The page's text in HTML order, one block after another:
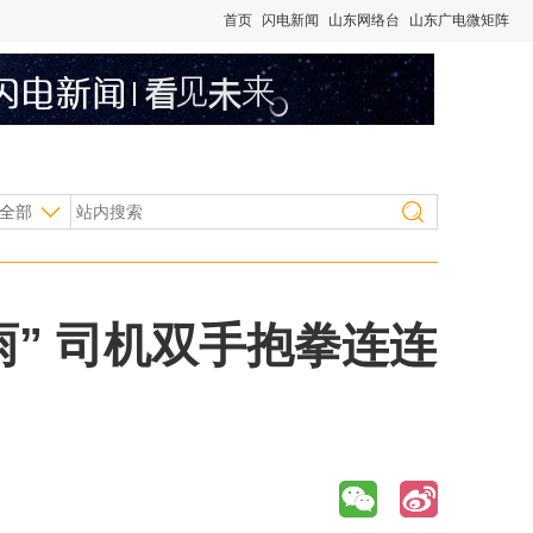
首页 闪电新闻 山东网络台 山东广电微矩阵
部
司机双手抱拳连连